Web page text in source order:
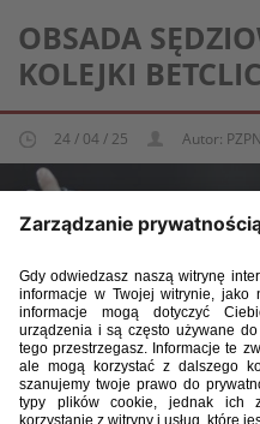
OBSADA
KOLEJKI
24 / 04 / 25 Autor: PZPN